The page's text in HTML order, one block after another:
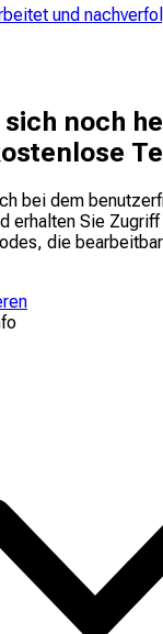
und
noch
bei dem
erhalten Sie
die bearbeitbar